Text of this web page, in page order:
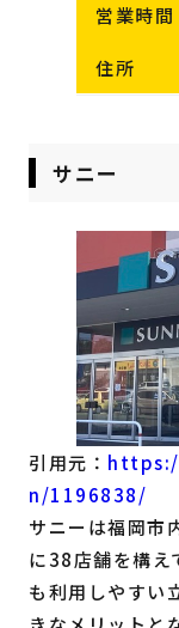
営業時間
住所
サニー
引用元：
n/1196838/
サニーは福岡市
に38店舗を構え
も利用しやすい